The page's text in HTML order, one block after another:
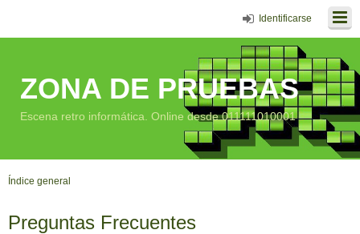
Identificarse
ZONA DE PRUEBAS
Escena retro informática. Online desde 011111010001
Índice general
Preguntas Frecuentes